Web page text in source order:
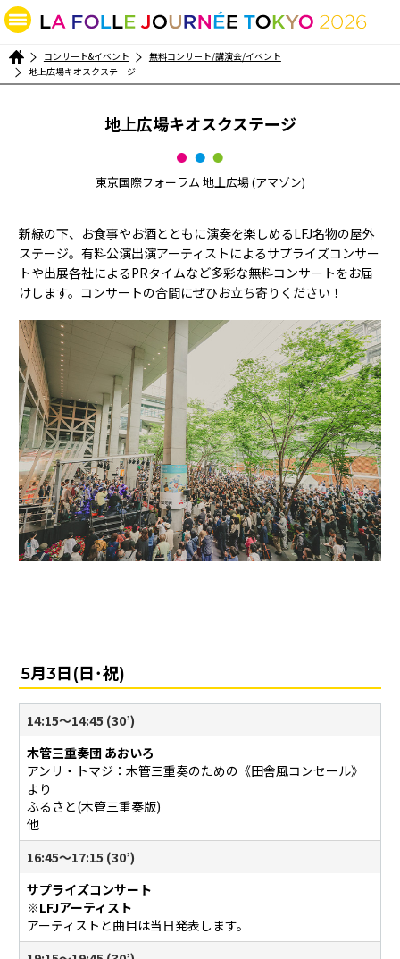
コンサート&イベント
無料コンサート/講演会/イベント
地上広場キオスクステージ
地上広場キオスクステージ
東京国際フォーラム 地上広場 (アマゾン)
新緑の下、お食事やお酒とともに演奏を楽しめるLFJ名物の屋外
ステージ。有料公演出演アーティストによるサプライズコンサー
トや出展各社によるPRタイムなど多彩な無料コンサートをお届
けします。コンサートの合間にぜひお立ち寄りください！
5月3日(日･祝)
14:15〜14:45 (30’)
木管三重奏団 あおいろ
アンリ・トマジ：木管三重奏のための《田舎風コンセール》
より
ふるさと(木管三重奏版)
他
16:45〜17:15 (30’)
サプライズコンサート
※LFJアーティスト
アーティストと曲目は当日発表します。